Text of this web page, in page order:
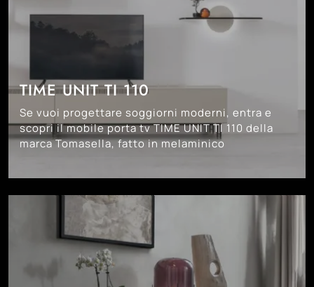
TIME UNIT TI 110
Se vuoi progettare soggiorni moderni, entra e
scopri il mobile porta tv TIME UNIT TI 110 della
marca Tomasella, fatto in melaminico